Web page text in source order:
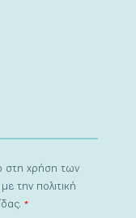
στη χρήση των
την πολιτική
*